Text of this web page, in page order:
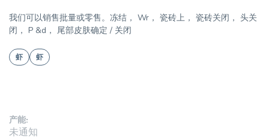
我们可以销售批量或零售。冻结， Wr， 瓷砖上， 瓷砖关闭， 头关
闭， P &d， 尾部皮肤确定 / 关闭
虾 虾
产能:
未通知